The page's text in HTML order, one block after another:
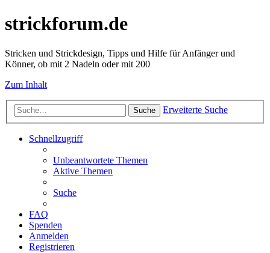
strickforum.de
Stricken und Strickdesign, Tipps und Hilfe für Anfänger und
Könner, ob mit 2 Nadeln oder mit 200
Zum Inhalt
Suche Erweiterte Suche
Schnellzugriff
Unbeantwortete Themen
Aktive Themen
Suche
FAQ
Spenden
Anmelden
Registrieren